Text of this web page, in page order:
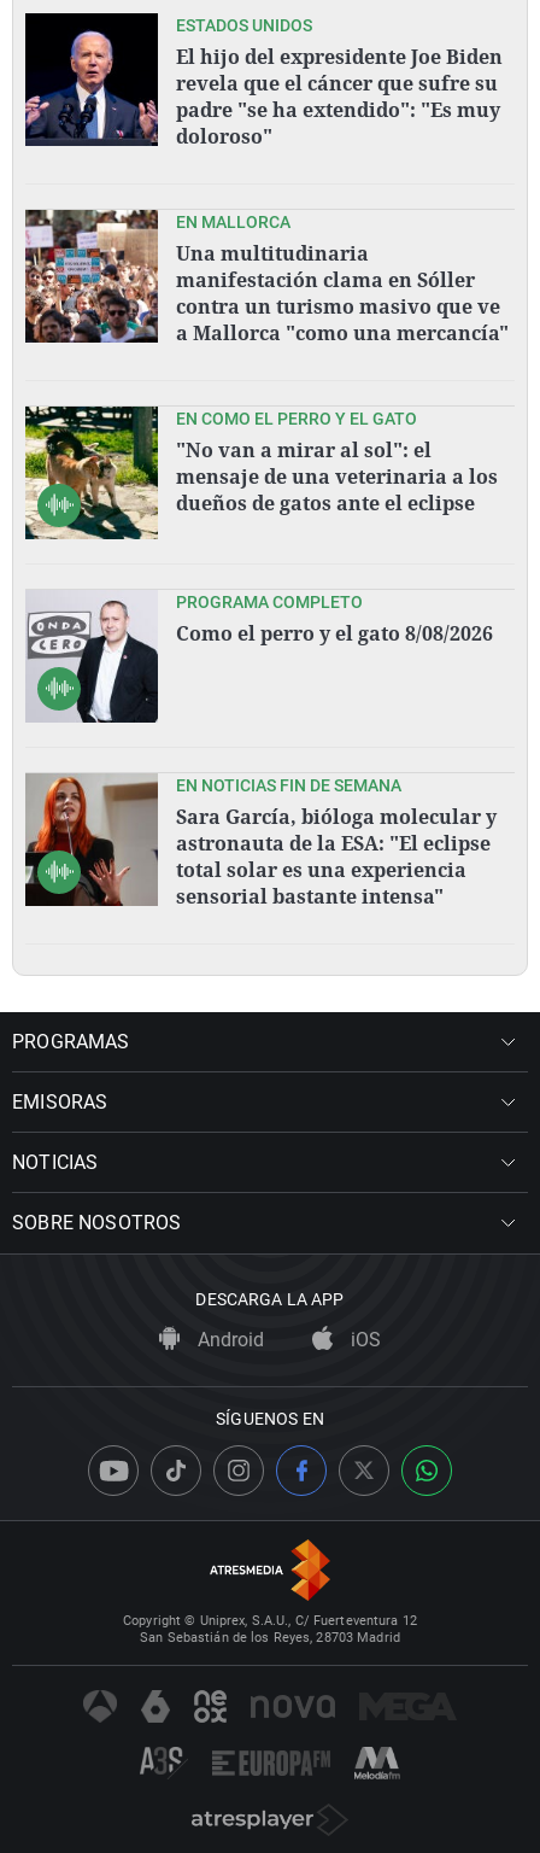
ESTADOS UNIDOS
El hijo del expresidente Joe Biden
revela que el cáncer que sufre su
padre "se ha extendido": "Es muy
doloroso"
EN MALLORCA
Una multitudinaria
manifestación clama en Sóller
contra un turismo masivo que ve
a Mallorca "como una mercancía"
EN COMO EL PERRO Y EL GATO
"No van a mirar al sol": el
mensaje de una veterinaria a los
dueños de gatos ante el eclipse
PROGRAMA COMPLETO
Como el perro y el gato 8/08/2026
EN NOTICIAS FIN DE SEMANA
Sara García, bióloga molecular y
astronauta de la ESA: "El eclipse
total solar es una experiencia
sensorial bastante intensa"
PROGRAMAS
EMISORAS
NOTICIAS
SOBRE NOSOTROS
DESCARGA LA APP
Android iOS
SÍGUENOS EN
Copyright © Uniprex, S.A.U., C/ Fuerteventura 12
San Sebastián de los Reyes, 28703 Madrid